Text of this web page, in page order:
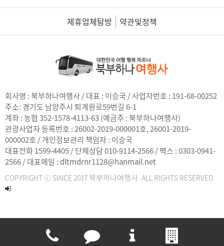
제휴업체탐방 약관및정책
회사명 : 북부하나여행사 / 대표 : 이승국 / 사업자번호 : 191-68-00252
주소: 경기도 남양주시 퇴계원로59번길 6-1
계좌 : 농협 352-1578-4113-63 (예금주 : 북부하나여행사)
관광사업자 등록번호 : 26002-2019-000001호, 26001-2019-
000002호 / 개인정보관리 책임자 : 이승국
대표전화 1599-4405 / 단체상담 010-9114-2566 / 팩스 : 0303-0941-
2566 / 대표메일 : dltmdrnr1128@hanmail.net
COPYRIGHT ⓒ SINCE 2017 북부하나여행사. ALL RIGHTS RESERVED.